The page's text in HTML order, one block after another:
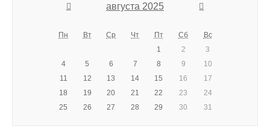
августа 2025
Пн Вт Ср Чт Пт Сб
Вс
1
2
3
4
5 6 7 8 9
10
11
12 13 14 15 16
17
18
19 20 21 22 23
24
25
26 27 28 29 30 31